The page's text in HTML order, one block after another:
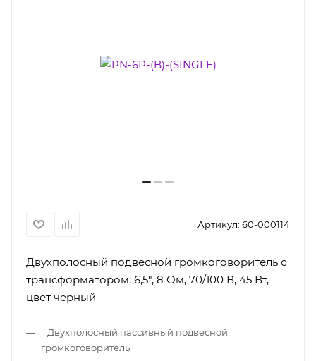
Артикул: 60-000114
Двухполосный подвесной громкоговоритель с
трансформатором; 6,5", 8 Ом, 70/100 В, 45 Вт,
цвет черный
Двухполосный пассивный подвесной
громкоговоритель